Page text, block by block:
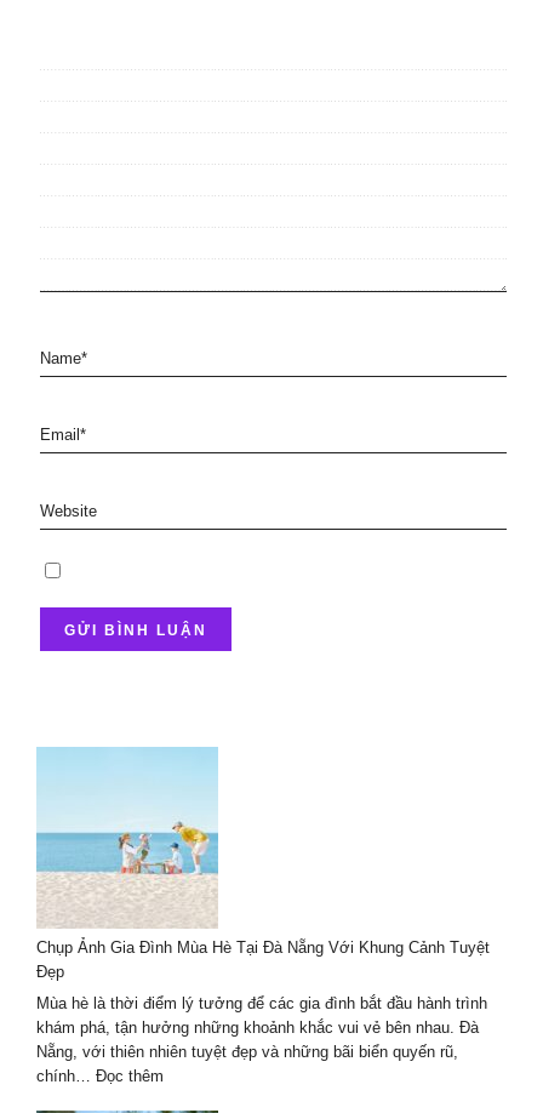
Chụp Ảnh Gia Đình Mùa Hè Tại Đà Nẵng Với Khung Cảnh Tuyệt
Đẹp
Mùa hè là thời điểm lý tưởng để các gia đình bắt đầu hành trình
khám phá, tận hưởng những khoảnh khắc vui vẻ bên nhau. Đà
Nẵng, với thiên nhiên tuyệt đẹp và những bãi biển quyến rũ,
chính… Đọc thêm